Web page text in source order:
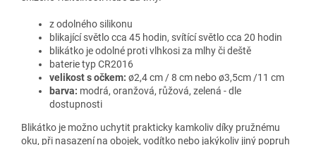
z odolného silikonu
blikající světlo cca 45 hodin, svítící světlo cca 20 hodin
blikátko je odolné proti vlhkosi za mlhy či deště
baterie typ CR2016
velikost s očkem: ø2,4 cm / 8 cm nebo ø3,5cm /11 cm
barva: modrá, oranžová, růžová, zelená - dle
dostupnosti
Blikátko je možno uchytit prakticky kamkoliv díky pružnému
oku, při nasazení na obojek, vodítko nebo jakýkoliv jiný popruh